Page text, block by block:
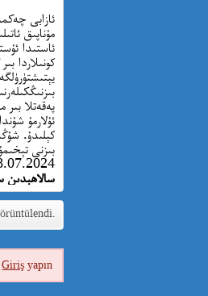
ئازابى
مۇناپىق
ئاستىدا
كونىلاردا
پەقەتلا
ئۇلارمۇ
كېلىدۇ.
بىزنى
Giriş yapın.